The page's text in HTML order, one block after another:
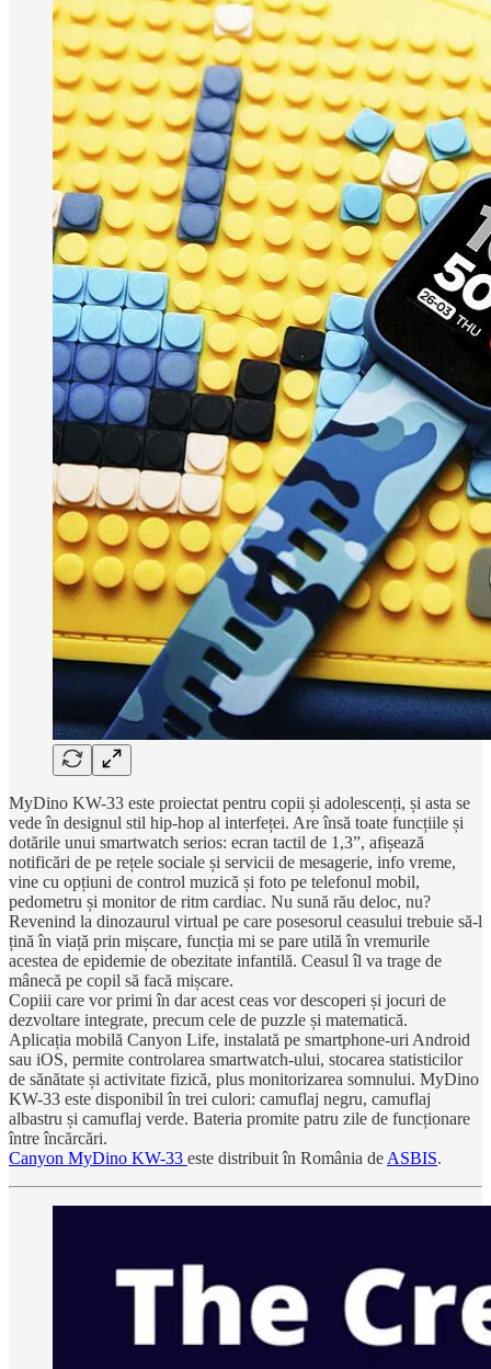
MyDino KW-33 este proiectat pentru copii și adolescenți, și asta se
vede în designul stil hip-hop al interfeței. Are însă toate funcțiile și
dotările unui smartwatch serios: ecran tactil de 1,3”, afișează
notificări de pe rețele sociale și servicii de mesagerie, info vreme,
vine cu opțiuni de control muzică și foto pe telefonul mobil,
pedometru și monitor de ritm cardiac. Nu sună rău deloc, nu?
Revenind la dinozaurul virtual pe care posesorul ceasului trebuie să-l
țină în viață prin mișcare, funcția mi se pare utilă în vremurile
acestea de epidemie de obezitate infantilă. Ceasul îl va trage de
mânecă pe copil să facă mișcare.
Copiii care vor primi în dar acest ceas vor descoperi și jocuri de
dezvoltare integrate, precum cele de puzzle și matematică.
Aplicația mobilă Canyon Life, instalată pe smartphone-uri Android
sau iOS, permite controlarea smartwatch-ului, stocarea statisticilor
de sănătate și activitate fizică, plus monitorizarea somnului. MyDino
KW-33 este disponibil în trei culori: camuflaj negru, camuflaj
albastru și camuflaj verde. Bateria promite patru zile de funcționare
între încărcări.
Canyon MyDino KW-33 este distribuit în România de ASBIS.